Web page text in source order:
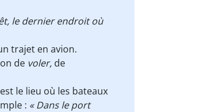
le dernier endroit où
trajet en avion.
de voler, de
le lieu où les bateaux
: « Dans le port